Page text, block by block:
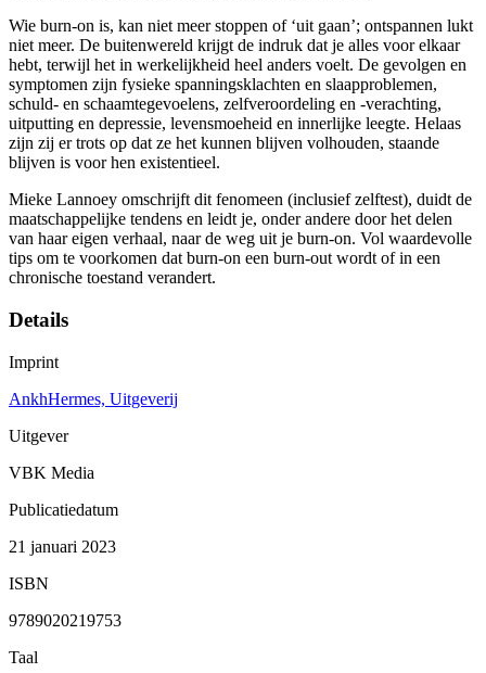
Wie burn-on is, kan niet meer stoppen of ‘uit gaan’; ontspannen lukt
niet meer. De buitenwereld krijgt de indruk dat je alles voor elkaar
hebt, terwijl het in werkelijkheid heel anders voelt. De gevolgen en
symptomen zijn fysieke spanningsklachten en slaapproblemen,
schuld- en schaamtegevoelens, zelfveroordeling en -verachting,
uitputting en depressie, levensmoeheid en innerlijke leegte. Helaas
zijn zij er trots op dat ze het kunnen blijven volhouden, staande
blijven is voor hen existentieel.
Mieke Lannoey omschr­ijft dit fenomeen (inclusief zelftest), duidt de
maatschappel­ijke tendens en leidt je, onder andere door het delen
van haar eigen verhaal, naar de weg uit je burn-on. Vol waardevolle
tips om te voorkomen dat burn-on een burn-out wordt of in een
chronische toestand verandert.
Details
Imprint
AnkhHermes, Uitgeverij
Uitgever
VBK Media
Publicatiedatum
21 januari 2023
ISBN
9789020219753
Taal